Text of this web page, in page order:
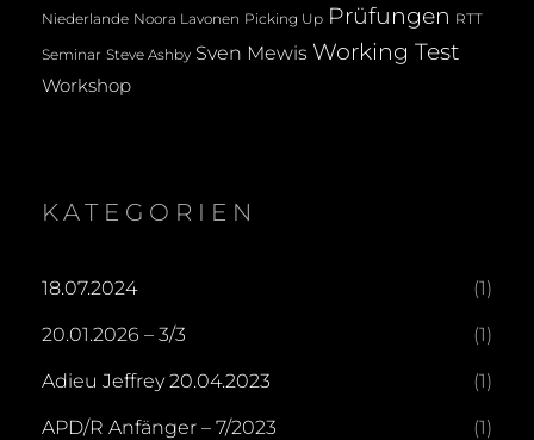
Niederlande Noora Lavonen Picking Up Prüfungen RTT
Seminar Steve Ashby Sven Mewis Working Test
Workshop
KATEGORIEN
18.07.2024 (1)
20.01.2026 – 3/3 (1)
Adieu Jeffrey 20.04.2023 (1)
APD/R Anfänger – 7/2023 (1)